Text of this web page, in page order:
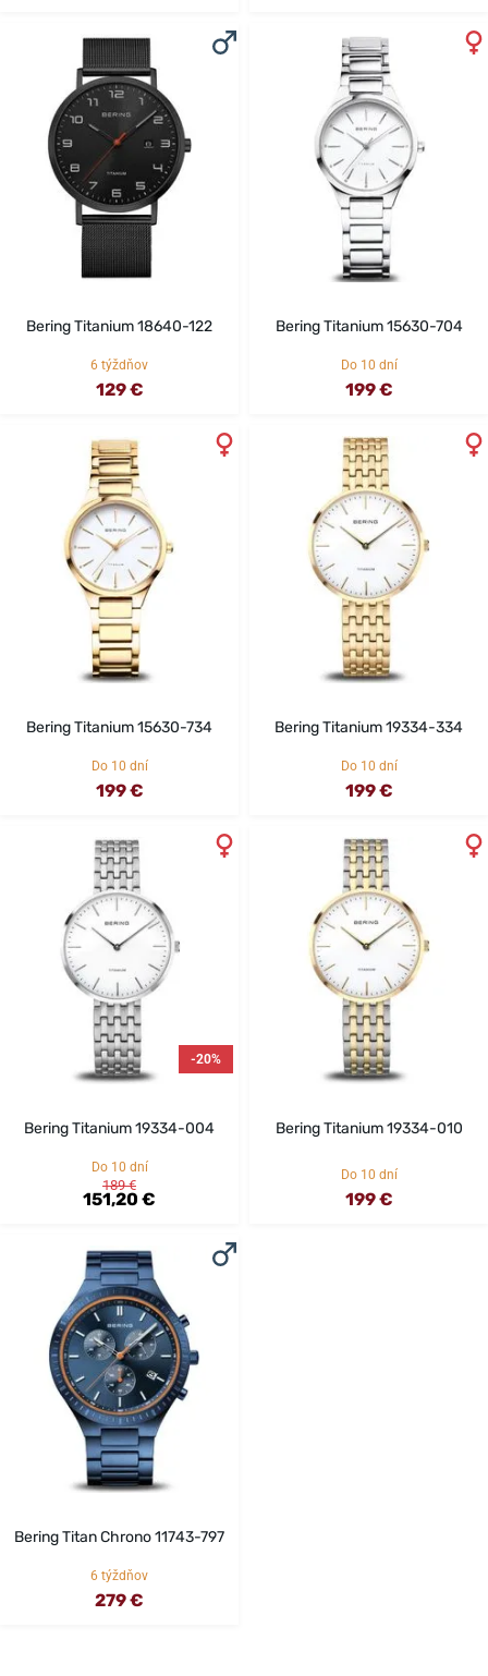
Bering Titanium 18640-122
6 týždňov
129 €
Bering Titanium 15630-704
Do 10 dní
199 €
Bering Titanium 15630-734
Do 10 dní
199 €
Bering Titanium 19334-334
Do 10 dní
199 €
-20%
Bering Titanium 19334-004
Do 10 dní
189 €
151,20 €
Bering Titanium 19334-010
Do 10 dní
199 €
Bering Titan Chrono 11743-797
6 týždňov
279 €